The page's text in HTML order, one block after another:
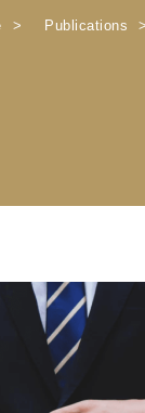
Publications